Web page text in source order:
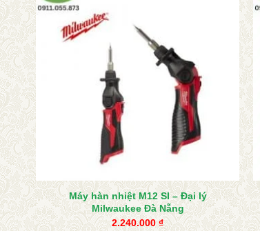
Máy hàn nhiệt M12 SI – Đại lý
Milwaukee Đà Nẵng
2.240.000₫